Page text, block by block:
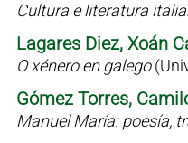
Cultura e literatura
Lagares Diez, Xoán
O xénero en galego
Gómez Torres,
Manuel María: poesía,